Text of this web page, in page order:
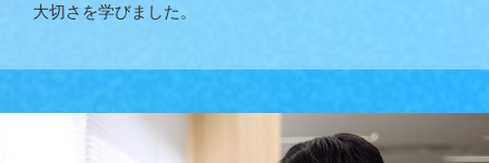
大切さを学びました。